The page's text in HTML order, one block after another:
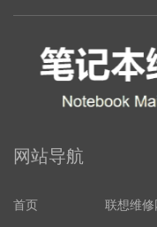
网站导航
首页 联想维修